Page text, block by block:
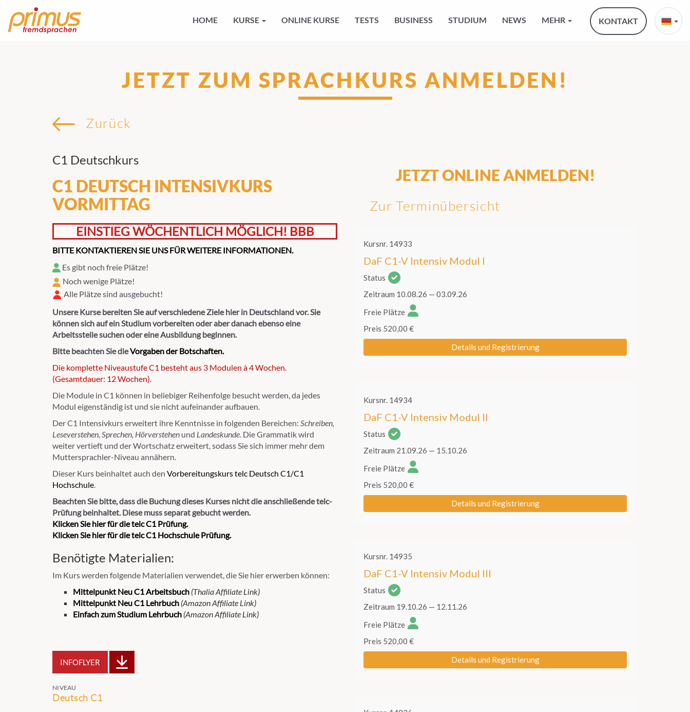
KONTAKT
HOME KURSE ONLINE KURSE TESTS BUSINESS STUDIUM NEWS MEHR
JETZT ZUM SPRACHKURS ANMELDEN!
Zurück
C1 Deutschkurs
C1 DEUTSCH INTENSIVKURS
VORMITTAG
EINSTIEG WÖCHENTLICH MÖGLICH! BBB
BITTE KONTAKTIEREN SIE UNS FÜR WEITERE INFORMATIONEN.
Es gibt noch freie Plätze!
Noch wenige Plätze!
Alle Plätze sind ausgebucht!
Unsere Kurse bereiten Sie auf verschiedene Ziele hier in Deutschland vor. Sie
können sich auf ein Studium vorbereiten oder aber danach ebenso eine
Arbeitsstelle suchen oder eine Ausbildung beginnen.
Bitte beachten Sie dieVorgaben der Botschaften.
Die komplette Niveaustufe C1 besteht aus 3 Modulen à 4 Wochen.
(Gesamtdauer: 12 Wochen).
Die Module in C1 können in beliebiger Reihenfolge besucht werden, da jedes
Modul eigenständig ist und sie nicht aufeinander aufbauen.
Der C1 Intensivkurs erweitert ihre Kenntnisse in folgenden Bereichen: Schreiben,
Leseverstehen, Sprechen, Hörverstehen und Landeskunde. Die Grammatik wird
weiter vertieft und der Wortschatz erweitert, sodass Sie sich immer mehr dem
Muttersprachler-Niveau annähern.
Dieser Kurs beinhaltet auch den Vorbereitungskurs telc Deutsch C1/C1
Hochschule.
Beachten Sie bitte, dass die Buchung dieses Kurses nicht die anschließende telc-
Prüfung beinhaltet. Diese muss separat gebucht werden.
Klicken Sie hier für die telc C1 Prüfung.
Klicken Sie hier für die telc C1 Hochschule Prüfung.
Benötigte Materialien:
Im Kurs werden folgende Materialien verwendet, die Sie hier erwerben können:
Mittelpunkt Neu C1 Arbeitsbuch (Thalia Affiliate Link)
Mittelpunkt Neu C1 Lehrbuch (Amazon Affiliate Link)
Einfach zum Studium Lehrbuch (Amazon Affiliate Link)
INFOFLYER
NIVEAU
Deutsch C1
JETZT ONLINE ANMELDEN!
Zur Terminübersicht